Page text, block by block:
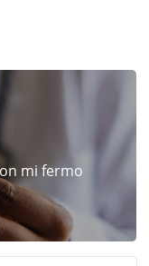
mi fermo